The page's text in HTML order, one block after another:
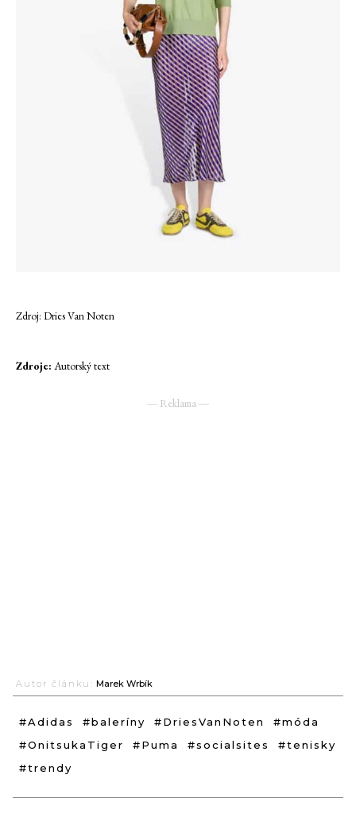
Zdroj: Dries Van Noten
Zdroje: Autorský text
― Reklama ―
Autor článku: Marek Wrbík
#Adidas #baleríny #DriesVanNoten
#móda
#OnitsukaTiger
#Puma #socialsites
#tenisky
#trendy